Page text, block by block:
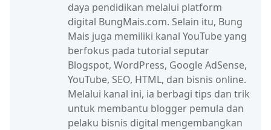
daya pendidikan melalui platform
digital BungMais.com. Selain itu, Bung
Mais juga memiliki kanal YouTube yang
berfokus pada tutorial seputar
Blogspot, WordPress, Google AdSense,
YouTube, SEO, HTML, dan bisnis online.
Melalui kanal ini, ia berbagi tips dan trik
untuk membantu blogger pemula dan
pelaku bisnis digital mengembangkan